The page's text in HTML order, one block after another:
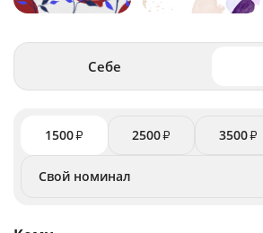
Себе
1500₽ 2500₽ 3500₽